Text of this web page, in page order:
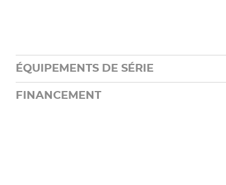
ÉQUIPEMENTS DE SÉRIE
FINANCEMENT